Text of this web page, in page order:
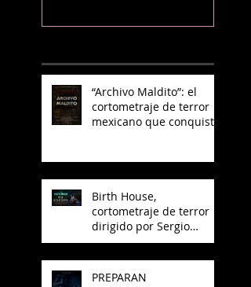
YouTube
“Archivo Maldito”: el
cortometraje de terror
mexicano que conquista
Birth House,
cortometraje de terror
dirigido por Sergio
Arroyo, es seleccionado
Film Project México
PREPARAN